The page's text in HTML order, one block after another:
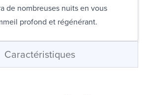
de nombreuses nuits en vous
profond et régénérant.
Caractéristiques